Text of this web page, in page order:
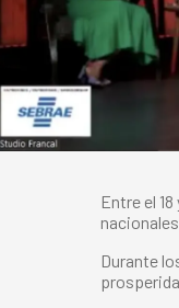
Entre el
Durante